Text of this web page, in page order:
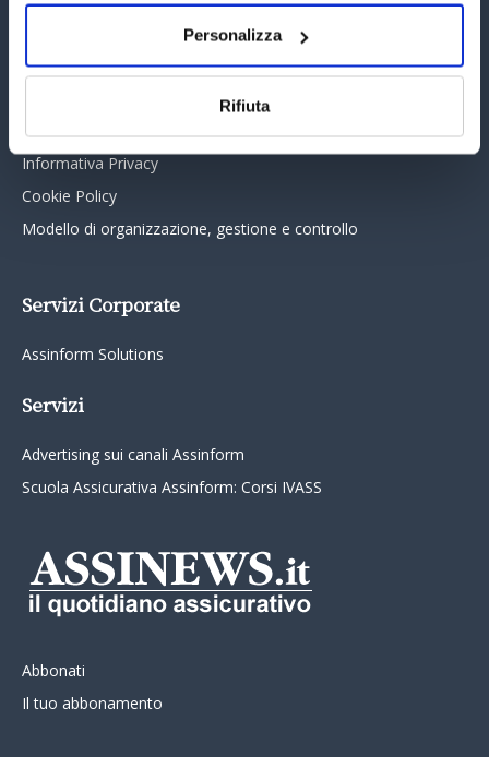
Personalizza
Rifiuta
Assinform Editore
Chi siamo
Collabora con noi
Informativa Privacy
Cookie Policy
Modello di organizzazione, gestione e controllo
Servizi Corporate
Assinform Solutions
Servizi
Advertising sui canali Assinform
Scuola Assicurativa Assinform: Corsi IVASS
Abbonati
Il tuo abbonamento